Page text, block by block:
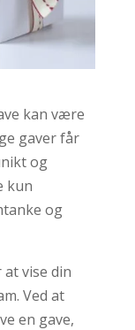
kan være
gaver får
og
kun
og
vise din
Ved at
en gave,